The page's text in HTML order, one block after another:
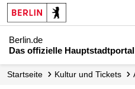
Berlin.de
Das offizielle Hauptstadtportal
Startseite Kultur und Tickets